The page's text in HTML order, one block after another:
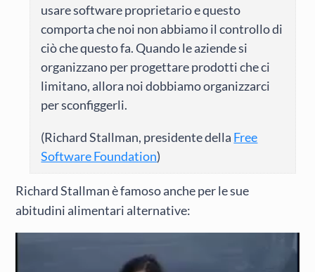
usare software proprietario e questo
comporta che noi non abbiamo il controllo di
ciò che questo fa. Quando le aziende si
organizzano per progettare prodotti che ci
limitano, allora noi dobbiamo organizzarci
per sconfiggerli.
(Richard Stallman, presidente della Free
Software Foundation)
Richard Stallman è famoso anche per le sue
abitudini alimentari alternative: